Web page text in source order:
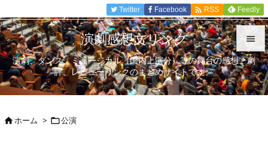


メニュ

Twitter Facebook  RSS Feedly
演劇感想文リンク
演劇、ダンス、ミュージカル（国内上演分）等の舞台の感想、劇
評、レビューリンクのまとめサイトです。
ホーム > 公演